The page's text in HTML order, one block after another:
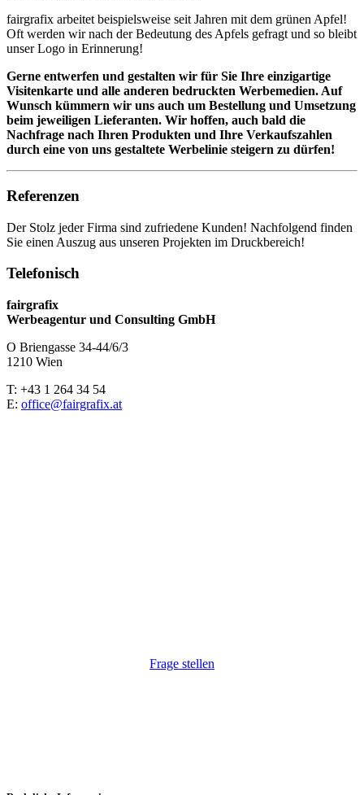
fairgrafix arbeitet beispielsweise seit Jahren mit dem grünen Apfel!
Oft werden wir nach der Bedeutung des Apfels gefragt und so bleibt
unser Logo in Erinnerung!
Gerne entwerfen und gestalten wir für Sie Ihre einzigartige
Visitenkarte und alle anderen bedruckten Werbemedien. Auf
Wunsch kümmern wir uns auch um Bestellung und Umsetzung
beim jeweiligen Lieferanten. Wir hoffen, auch bald die
Nachfrage nach Ihren Produkten und Ihre Verkaufszahlen
durch eine von uns gestaltete Werbelinie steigern zu dürfen!
Referenzen
Der Stolz jeder Firma sind zufriedene Kunden! Nachfolgend finden
Sie einen Auszug aus unseren Projekten im Druckbereich!
Telefonisch
fairgrafix
Werbeagentur und Consulting GmbH
O Briengasse 34-44/6/3
1210 Wien
T: +43 1 264 34 54
E: office@fairgrafix.at
Frage stellen